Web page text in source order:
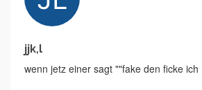
jjk,l
wenn jetz einer sagt ""fake den ficke ich